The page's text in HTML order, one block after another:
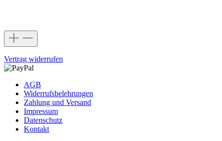
Vertrag widerrufen
AGB
Widerrufsbelehrungen
Zahlung und Versand
Impressum
Datenschutz
Kontakt